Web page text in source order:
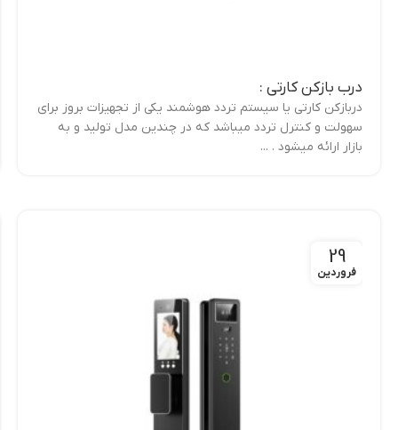
درب بازکن کارتی :
دربازکن کارتی یا سیستم تردد هوشمند یکی از تجهیزات بروز برای
سهولت و کنترل تردد میباشد که در چندین مدل تولید و به
بازار ارائه میشود . ...
29
فروردین